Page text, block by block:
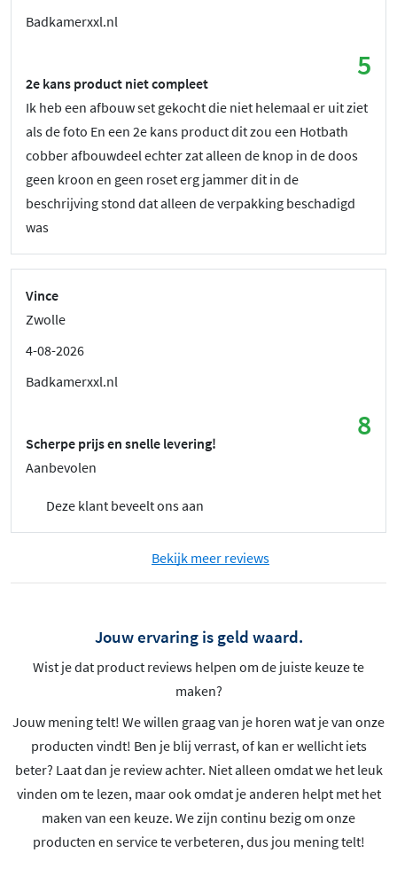
Badkamerxxl.nl
5
2e kans product niet compleet
Ik heb een afbouw set gekocht die niet helemaal er uit ziet
als de foto En een 2e kans product dit zou een Hotbath
cobber afbouwdeel echter zat alleen de knop in de doos
geen kroon en geen roset erg jammer dit in de
beschrijving stond dat alleen de verpakking beschadigd
was
Vince
Zwolle
4-08-2026
Badkamerxxl.nl
8
Scherpe prijs en snelle levering!
Aanbevolen
Deze klant beveelt ons aan
Bekijk meer reviews
Jouw ervaring is geld waard.
Wist je dat product reviews helpen om de juiste keuze te
maken?
Jouw mening telt! We willen graag van je horen wat je van onze
producten vindt! Ben je blij verrast, of kan er wellicht iets
beter? Laat dan je review achter. Niet alleen omdat we het leuk
vinden om te lezen, maar ook omdat je anderen helpt met het
maken van een keuze. We zijn continu bezig om onze
producten en service te verbeteren, dus jou mening telt!